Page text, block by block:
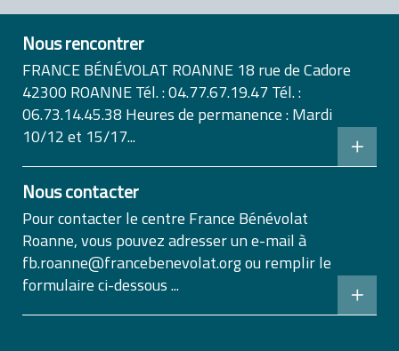
Nous rencontrer
FRANCE BÉNÉVOLAT ROANNE 18 rue de Cadore
42300 ROANNE Tél. : 04.77.67.19.47 Tél. :
06.73.14.45.38 Heures de permanence : Mardi
10/12 et 15/17...
Nous contacter
Pour contacter le centre France Bénévolat
Roanne, vous pouvez adresser un e-mail à
fb.roanne@francebenevolat.org ou remplir le
formulaire ci-dessous ...